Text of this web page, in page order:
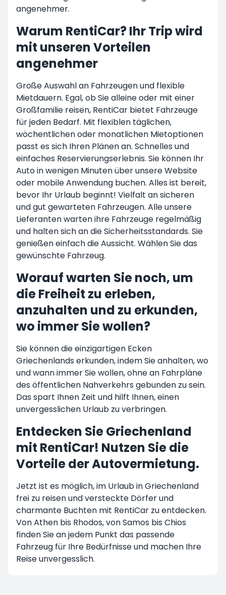
angenehmer.
Warum RentiCar? Ihr Trip wird
mit unseren Vorteilen
angenehmer
Große Auswahl an Fahrzeugen und flexible
Mietdauern. Egal, ob Sie alleine oder mit einer
Großfamilie reisen, RentiCar bietet Fahrzeuge
für jeden Bedarf. Mit flexiblen täglichen,
wöchentlichen oder monatlichen Mietoptionen
passt es sich Ihren Plänen an. Schnelles und
einfaches Reservierungserlebnis. Sie können Ihr
Auto in wenigen Minuten über unsere Website
oder mobile Anwendung buchen. Alles ist bereit,
bevor Ihr Urlaub beginnt! Vielfalt an sicheren
und gut gewarteten Fahrzeugen. Alle unsere
Lieferanten warten ihre Fahrzeuge regelmäßig
und halten sich an die Sicherheitsstandards. Sie
genießen einfach die Aussicht. Wählen Sie das
gewünschte Fahrzeug.
Worauf warten Sie noch, um
die Freiheit zu erleben,
anzuhalten und zu erkunden,
wo immer Sie wollen?
Sie können die einzigartigen Ecken
Griechenlands erkunden, indem Sie anhalten, wo
und wann immer Sie wollen, ohne an Fahrpläne
des öffentlichen Nahverkehrs gebunden zu sein.
Das spart Ihnen Zeit und hilft Ihnen, einen
unvergesslichen Urlaub zu verbringen.
Entdecken Sie Griechenland
mit RentiCar! Nutzen Sie die
Vorteile der Autovermietung.
Jetzt ist es möglich, im Urlaub in Griechenland
frei zu reisen und versteckte Dörfer und
charmante Buchten mit RentiCar zu entdecken.
Von Athen bis Rhodos, von Samos bis Chios
finden Sie an jedem Punkt das passende
Fahrzeug für Ihre Bedürfnisse und machen Ihre
Reise unvergesslich.